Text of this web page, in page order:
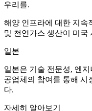
우리를.
해양 인프라에 대한 지속
및 천연가스 생산이 미국
일본
일본은 기술 전문성, 엔지
공업체의 참여를 통해 시
다.
자세히 알아보기